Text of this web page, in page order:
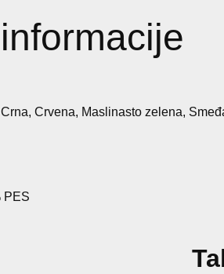
Crvena, Maslinasto zelena,
PES